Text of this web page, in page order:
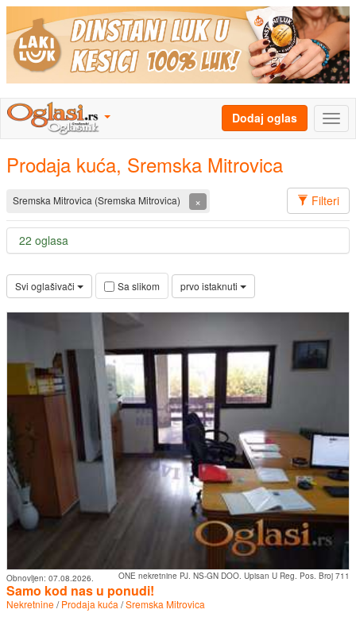
Dodaj oglas
Prodaja kuća, Sremska Mitrovica
Filteri
Sremska Mitrovica (Sremska Mitrovica) ×
22 oglasa
Svi oglašivači Sa slikom prvo istaknuti
ONE nekretnine PJ. NS-GN DOO. Upisan U Reg. Pos. Broj 711
Obnovljen: 07.08.2026.
Samo kod nas u ponudi!
Nekretnine/Prodaja kuća /Sremska Mitrovica